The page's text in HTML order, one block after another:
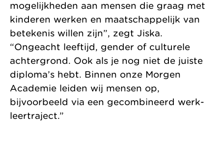
mogelijkheden aan mensen die graag met
kinderen werken en maatschappelijk van
betekenis willen zijn”, zegt Jiska.
“Ongeacht leeftijd, gender of culturele
achtergrond. Ook als je nog niet de juiste
diploma’s hebt. Binnen onze Morgen
Academie leiden wij mensen op,
bijvoorbeeld via een gecombineerd werk-
leertraject.”